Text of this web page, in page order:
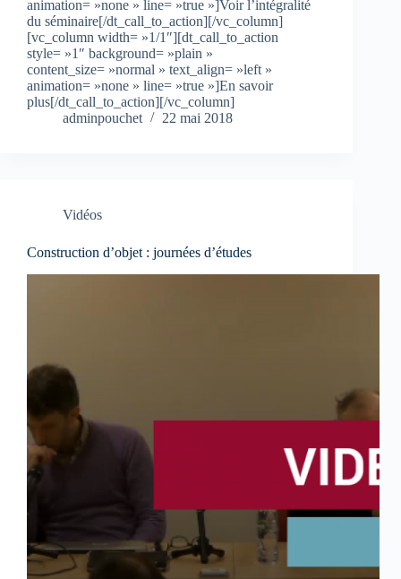
animation= »none » line= »true »]Voir l’intégralité
du séminaire[/dt_call_to_action][/vc_column]
[vc_column width= »1/1″][dt_call_to_action
style= »1″ background= »plain »
content_size= »normal » text_align= »left »
animation= »none » line= »true »]En savoir
plus[/dt_call_to_action][/vc_column]
adminpouchet
22 mai 2018
Vidéos
Construction d’objet : journées d’études